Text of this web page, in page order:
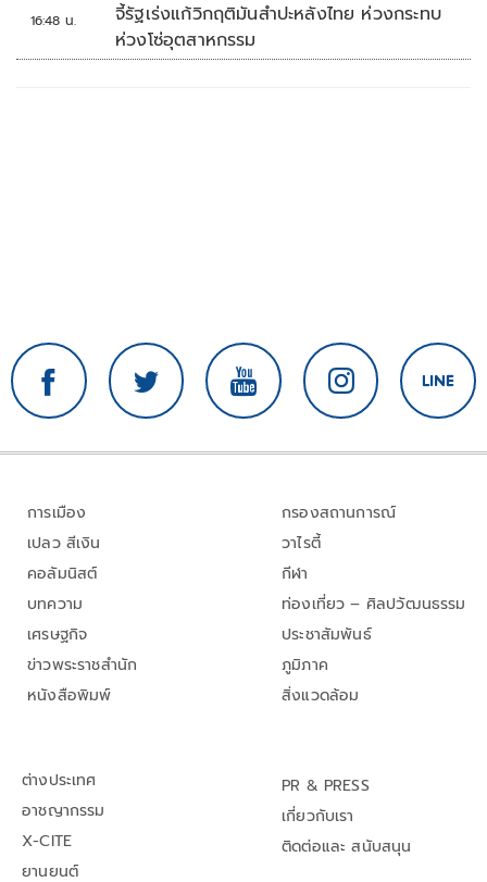
16:48 น.
จี้รัฐเร่งแก้วิกฤติมันสำปะหลังไทย ห่วงกระทบ
ห่วงโซ่อุตสาหกรรม
การเมือง
เปลว สีเงิน
คอลัมนิสต์
บทความ
เศรษฐกิจ
ข่าวพระราชสำนัก
หนังสือพิมพ์
กรองสถานการณ์
วาไรตี้
กีฬา
ท่องเที่ยว – ศิลปวัฒนธรรม
ประชาสัมพันธ์
ภูมิภาค
สิ่งแวดล้อม
ต่างประเทศ
อาชญากรรม
X-CITE
ยานยนต์
PR & PRESS
เกี่ยวกับเรา
ติดต่อและ สนับสนุน